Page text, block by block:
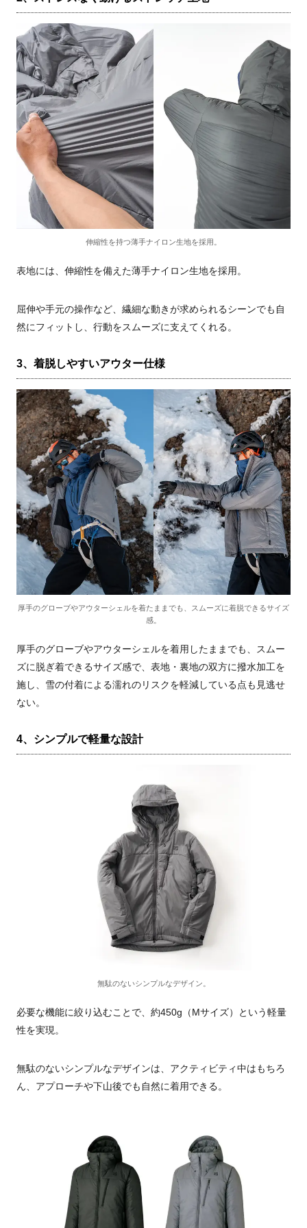
伸縮性を持つ薄手ナイロン生地を採用。
表地には、伸縮性を備えた薄手ナイロン生地を採用。
屈伸や手元の操作など、繊細な動きが求められるシーンでも自
然にフィットし、行動をスムーズに支えてくれる。
3、着脱しやすいアウター仕様
厚手のグローブやアウターシェルを着たままでも、スムーズに着脱できるサイズ
感。
厚手のグローブやアウターシェルを着用したままでも、スムー
ズに脱ぎ着できるサイズ感で、表地・裏地の双方に撥水加工を
施し、雪の付着による濡れのリスクを軽減している点も見逃せ
ない。
4、シンプルで軽量な設計
無駄のないシンプルなデザイン。
必要な機能に絞り込むことで、約450g（Mサイズ）という軽量
性を実現。
無駄のないシンプルなデザインは、アクティビティ中はもちろ
ん、アプローチや下山後でも自然に着用できる。